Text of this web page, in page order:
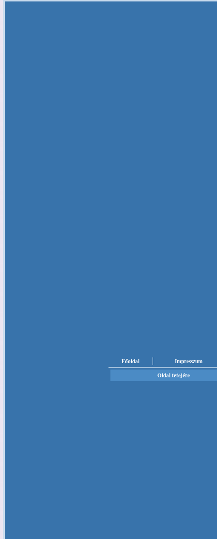
Főoldal
Impresszum
Oldal tetejére